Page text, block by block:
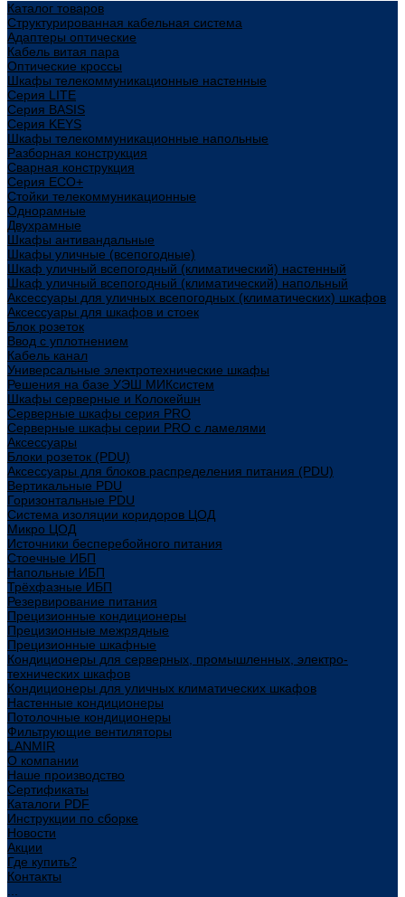
Каталог товаров
Структурированная кабельная система
Адаптеры оптические
Кабель витая пара
Оптические кроссы
Шкафы телекоммуникационные настенные
Cерия LITE
Cерия BASIS
Cерия KEYS
Шкафы телекоммуникационные напольные
Разборная конструкция
Сварная конструкция
Серия ECO+
Стойки телекоммуникационные
Однорамные
Двухрамные
Шкафы антивандальные
Шкафы уличные (всепогодные)
Шкаф уличный всепогодный (климатический) настенный
Шкаф уличный всепогодный (климатический) напольный
Аксессуары для уличных всепогодных (климатических) шкафов
Аксессуары для шкафов и стоек
Блок розеток
Ввод с уплотнением
Кабель канал
Универсальные электротехнические шкафы
Решения на базе УЭШ МИКсистем
Шкафы серверные и Колокейшн
Серверные шкафы серия PRO
Серверные шкафы серии PRO с ламелями
Аксессуары
Блоки розеток (PDU)
Аксессуары для блоков распределения питания (PDU)
Вертикальные PDU
Горизонтальные PDU
Система изоляции коридоров ЦОД
Микро ЦОД
Источники бесперебойного питания
Стоечные ИБП
Напольные ИБП
Трёхфазные ИБП
Резервирование питания
Прецизионные кондиционеры
Прецизионные межрядные
Прецизионные шкафные
Кондиционеры для серверных, промышленных, электро-
технических шкафов
Кондиционеры для уличных климатических шкафов
Настенные кондиционеры
Потолочные кондиционеры
Фильтрующие вентиляторы
LANMIR
О компании
Наше производство
Сертификаты
Каталоги PDF
Инструкции по сборке
Новости
Акции
Где купить?
Контакты